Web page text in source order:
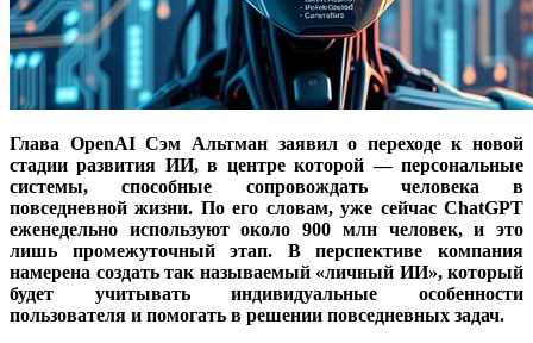
Глава OpenAI Сэм Альтман заявил о переходе к новой
стадии развития ИИ, в центре которой — персональные
системы, способные сопровождать человека в
повседневной жизни. По его словам, уже сейчас ChatGPT
еженедельно используют около 900 млн человек, и это
лишь промежуточный этап. В перспективе компания
намерена создать так называемый «личный ИИ», который
будет учитывать индивидуальные особенности
пользователя и помогать в решении повседневных задач.